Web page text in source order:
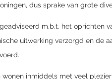
dus sprake van grote
m.b.t. het oprichten
uitwerking verzorgd en de
inmiddels met veel